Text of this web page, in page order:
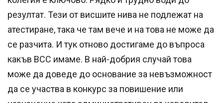
резултат. Тези от висшите нива не подлежат на
атестиране, така че там вече и на това не може да
се разчита. И тук отново достигаме до въпроса
какъв ВСС имаме. В най-добрия случай това
може да доведе до основание за невъзможност
да се участва в конкурс за повишение или